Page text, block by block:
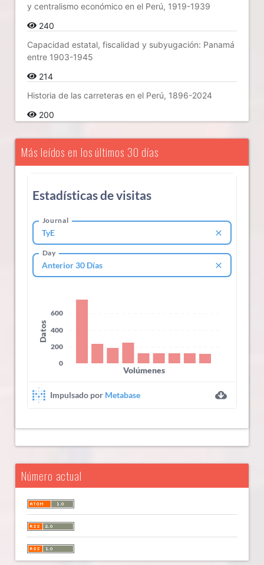
y centralismo económico en el Perú, 1919-1939
240
Capacidad estatal, fiscalidad y subyugación: Panamá
entre 1903-1945
214
Historia de las carreteras en el Perú, 1896-2024
200
Más leídos en los últimos 30 días
Número actual